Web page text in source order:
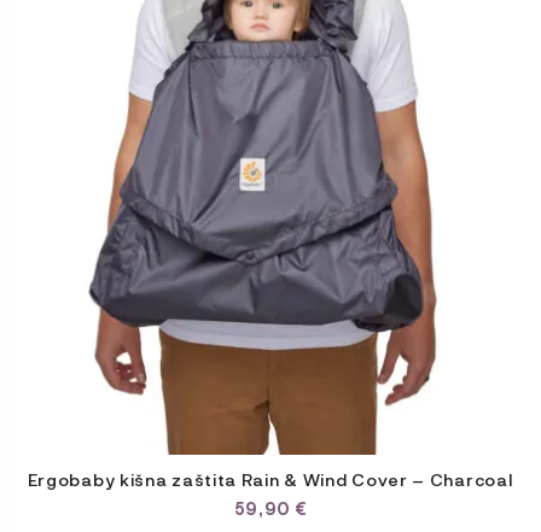
Ergobaby kišna zaštita Rain & Wind Cover – Charcoal
59,90 €